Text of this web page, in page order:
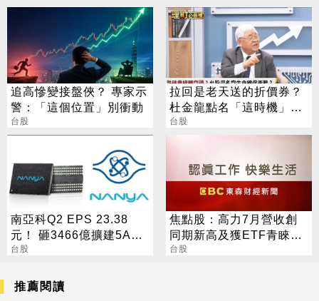
追高慘變接盤俠？ 專家示
警：「這個位置」別衝動
台股
拉回是老天送的折價券？
杜金龍點名「這時機」：
台股衝6萬
台股
南亞科Q2 EPS 23.38
元！ 砸3466億擴建5A新
廠 今年資本支出增至697
台股
焦點股：高力7月營收創
同期新高及獲ETF青睞，
盤中股價亮燈突破半年線
台股
推薦閱讀